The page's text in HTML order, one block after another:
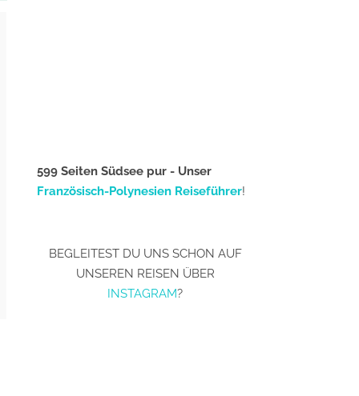
599 Seiten Südsee pur - Unser
Französisch-Polynesien Reiseführer!
BEGLEITEST DU UNS SCHON AUF
UNSEREN REISEN ÜBER
INSTAGRAM?